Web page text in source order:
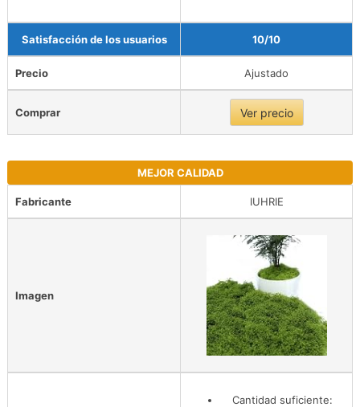
Satisfacción de los usuarios 10/10
Precio Ajustado
Comprar Ver precio
MEJOR CALIDAD
Fabricante IUHRIE
Imagen
Cantidad suficiente: